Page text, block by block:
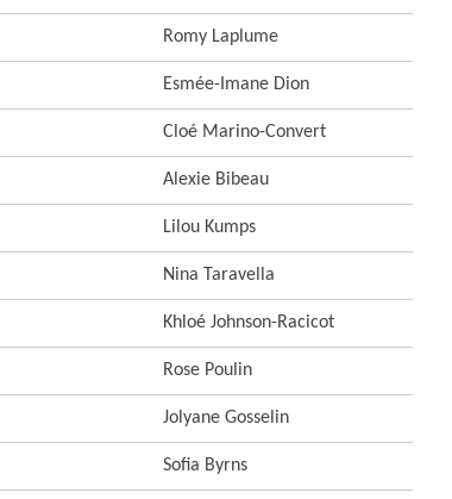
Romy Laplume
Esmée-Imane Dion
Cloé Marino-Convert
Alexie Bibeau
Lilou Kumps
Nina Taravella
Khloé Johnson-Racicot
Rose Poulin
Jolyane Gosselin
Sofia Byrns